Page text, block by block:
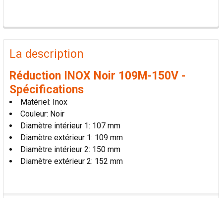
PRODUITS
FRÉQUEMMENT
ACHETÉS
TOUT
SÉLECTIONNER
AJOUTER
LA
SÉLECTION
AU PANIER
La description
Réduction INOX Noir 109M-150V -
Spécifications
Matériel: Inox
Couleur: Noir
Diamètre intérieur 1: 107 mm
Diamètre extérieur 1: 109 mm
Diamètre intérieur 2: 150 mm
Diamètre extérieur 2: 152 mm